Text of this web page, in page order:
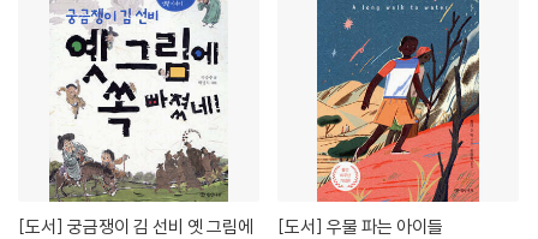
[도서] [도서] 우물 파는 아이들